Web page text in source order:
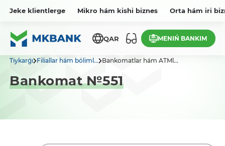
Jeke klientlerge Mikro hám kishi biznes Orta hám iri
QAR MENIŃ BANKIM
Tiykarǵı Filiallar hám bóliml... Bankomatlar hám ATMl...
Bankomat №551